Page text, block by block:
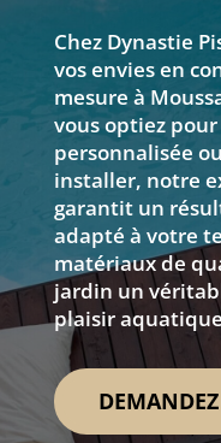
Chez Dynastie
vos envies en
mesure à
vous optiez
personnalisée
installer, notre
garantit un
adapté à votre
matériaux de
jardin un
plaisir